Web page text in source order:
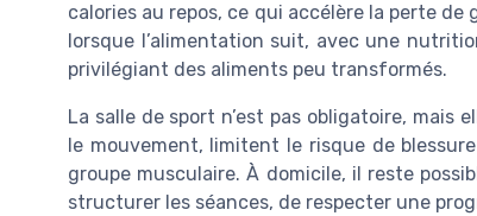
calories au repos, ce qui accélère la perte
lorsque l’alimentation suit, avec une
privilégiant des aliments peu transformés.
La salle de sport n’est pas obligatoire, mais
le mouvement, limitent le risque de
groupe musculaire. À domicile, il reste
structurer les séances, de respecter une